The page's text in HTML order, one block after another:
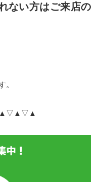
ない方はご来店の
。